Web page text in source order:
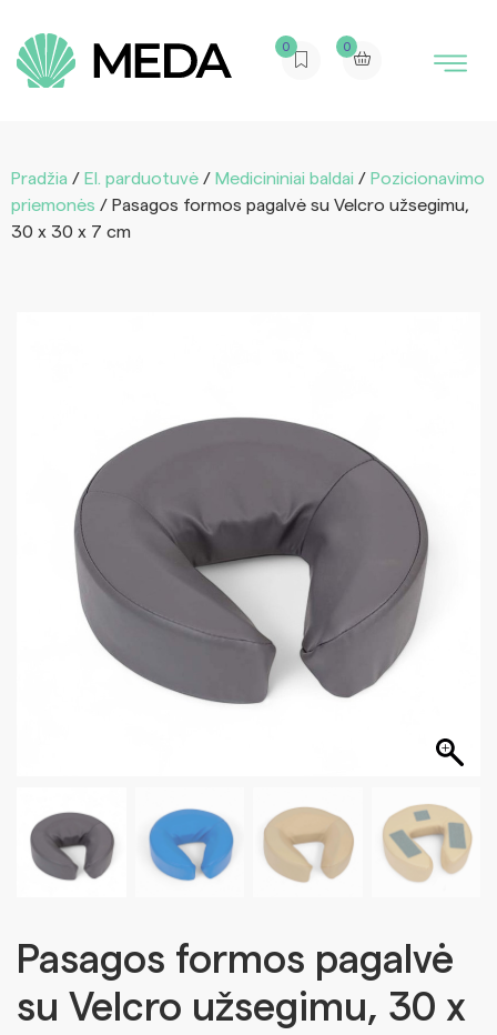
0 0
Pradžia / El. parduotuvė / Medicininiai baldai / Pozicionavimo
priemonės / Pasagos formos pagalvė su Velcro užsegimu,
30 x 30 x 7 cm
Pasagos formos pagalvė
su Velcro užsegimu, 30 x